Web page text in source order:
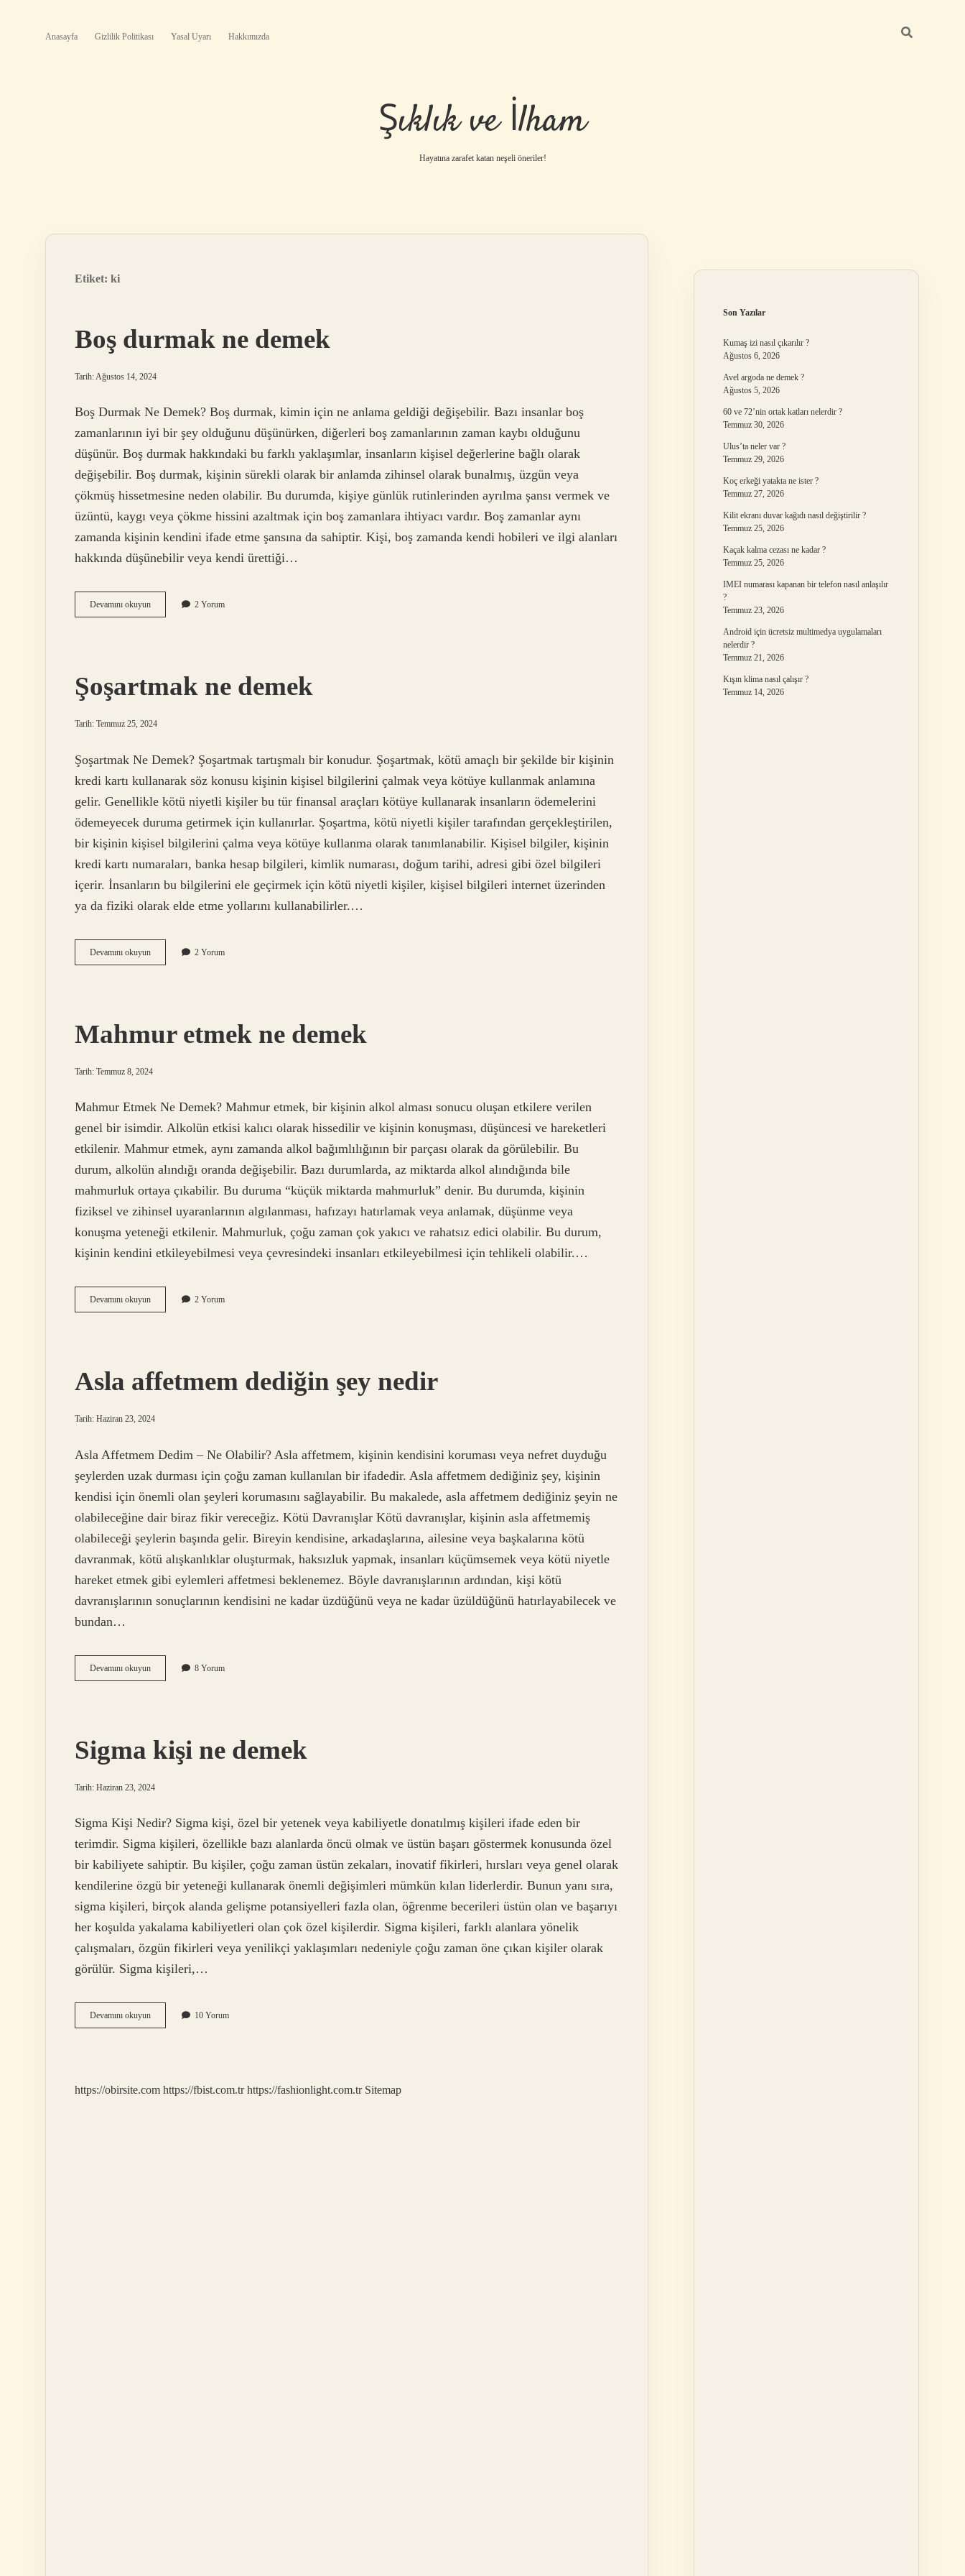
Anasayfa Gizlilik Politikası Yasal Uyarı Hakkımızda
Şıklık ve İlham
Hayatına zarafet katan neşeli öneriler!
Etiket: ki
Boş durmak ne demek
Tarih: Ağustos 14, 2024
Boş Durmak Ne Demek? Boş durmak, kimin için ne anlama geldiği değişebilir. Bazı insanlar boş
zamanlarının iyi bir şey olduğunu düşünürken, diğerleri boş zamanlarının zaman kaybı olduğunu
düşünür. Boş durmak hakkındaki bu farklı yaklaşımlar, insanların kişisel değerlerine bağlı olarak
değişebilir. Boş durmak, kişinin sürekli olarak bir anlamda zihinsel olarak bunalmış, üzgün veya
çökmüş hissetmesine neden olabilir. Bu durumda, kişiye günlük rutinlerinden ayrılma şansı vermek ve
üzüntü, kaygı veya çökme hissini azaltmak için boş zamanlara ihtiyacı vardır. Boş zamanlar aynı
zamanda kişinin kendini ifade etme şansına da sahiptir. Kişi, boş zamanda kendi hobileri ve ilgi alanları
hakkında düşünebilir veya kendi ürettiği…
Devamını okuyunBoş
durmak
2 Yorum
Şoşartmak ne demek
Tarih: Temmuz 25, 2024
Şoşartmak Ne Demek? Şoşartmak tartışmalı bir konudur. Şoşartmak, kötü amaçlı bir şekilde bir kişinin
kredi kartı kullanarak söz konusu kişinin kişisel bilgilerini çalmak veya kötüye kullanmak anlamına
gelir. Genellikle kötü niyetli kişiler bu tür finansal araçları kötüye kullanarak insanların ödemelerini
ödemeyecek duruma getirmek için kullanırlar. Şoşartma, kötü niyetli kişiler tarafından gerçekleştirilen,
bir kişinin kişisel bilgilerini çalma veya kötüye kullanma olarak tanımlanabilir. Kişisel bilgiler, kişinin
kredi kartı numaraları, banka hesap bilgileri, kimlik numarası, doğum tarihi, adresi gibi özel bilgileri
içerir. İnsanların bu bilgilerini ele geçirmek için kötü niyetli kişiler, kişisel bilgileri internet üzerinden
ya da fiziki olarak elde etme yollarını kullanabilirler.…
Devamını okuyunŞoşartmak
ne
2 Yorum
Mahmur etmek ne demek
Tarih: Temmuz 8, 2024
Mahmur Etmek Ne Demek? Mahmur etmek, bir kişinin alkol alması sonucu oluşan etkilere verilen
genel bir isimdir. Alkolün etkisi kalıcı olarak hissedilir ve kişinin konuşması, düşüncesi ve hareketleri
etkilenir. Mahmur etmek, aynı zamanda alkol bağımlılığının bir parçası olarak da görülebilir. Bu
durum, alkolün alındığı oranda değişebilir. Bazı durumlarda, az miktarda alkol alındığında bile
mahmurluk ortaya çıkabilir. Bu duruma “küçük miktarda mahmurluk” denir. Bu durumda, kişinin
fiziksel ve zihinsel uyaranlarının algılanması, hafızayı hatırlamak veya anlamak, düşünme veya
konuşma yeteneği etkilenir. Mahmurluk, çoğu zaman çok yakıcı ve rahatsız edici olabilir. Bu durum,
kişinin kendini etkileyebilmesi veya çevresindeki insanları etkileyebilmesi için tehlikeli olabilir.…
Devamını okuyunMahmur
etmek
2 Yorum
Asla affetmem dediğin şey nedir
Tarih: Haziran 23, 2024
Asla Affetmem Dedim – Ne Olabilir? Asla affetmem, kişinin kendisini koruması veya nefret duyduğu
şeylerden uzak durması için çoğu zaman kullanılan bir ifadedir. Asla affetmem dediğiniz şey, kişinin
kendisi için önemli olan şeyleri korumasını sağlayabilir. Bu makalede, asla affetmem dediğiniz şeyin ne
olabileceğine dair biraz fikir vereceğiz. Kötü Davranışlar Kötü davranışlar, kişinin asla affetmemiş
olabileceği şeylerin başında gelir. Bireyin kendisine, arkadaşlarına, ailesine veya başkalarına kötü
davranmak, kötü alışkanlıklar oluşturmak, haksızluk yapmak, insanları küçümsemek veya kötü niyetle
hareket etmek gibi eylemleri affetmesi beklenemez. Böyle davranışlarının ardından, kişi kötü
davranışlarının sonuçlarının kendisini ne kadar üzdüğünü veya ne kadar üzüldüğünü hatırlayabilecek ve
bundan…
Devamını okuyunAsla
affetmem
8 Yorum
Sigma kişi ne demek
Tarih: Haziran 23, 2024
Sigma Kişi Nedir? Sigma kişi, özel bir yetenek veya kabiliyetle donatılmış kişileri ifade eden bir
terimdir. Sigma kişileri, özellikle bazı alanlarda öncü olmak ve üstün başarı göstermek konusunda özel
bir kabiliyete sahiptir. Bu kişiler, çoğu zaman üstün zekaları, inovatif fikirleri, hırsları veya genel olarak
kendilerine özgü bir yeteneği kullanarak önemli değişimleri mümkün kılan liderlerdir. Bunun yanı sıra,
sigma kişileri, birçok alanda gelişme potansiyelleri fazla olan, öğrenme becerileri üstün olan ve başarıyı
her koşulda yakalama kabiliyetleri olan çok özel kişilerdir. Sigma kişileri, farklı alanlara yönelik
çalışmaları, özgün fikirleri veya yenilikçi yaklaşımları nedeniyle çoğu zaman öne çıkan kişiler olarak
görülür. Sigma kişileri,…
Devamını okuyunSigma
kişi
10 Yorum
https://obirsite.com https://fbist.com.tr https://fashionlight.com.tr Sitemap
Son Yazılar
Kumaş izi nasıl çıkarılır ?
Ağustos 6, 2026
Avel argoda ne demek ?
Ağustos 5, 2026
60 ve 72’nin ortak katları nelerdir ?
Temmuz 30, 2026
Ulus’ta neler var ?
Temmuz 29, 2026
Koç erkeği yatakta ne ister ?
Temmuz 27, 2026
Kilit ekranı duvar kağıdı nasıl değiştirilir ?
Temmuz 25, 2026
Kaçak kalma cezası ne kadar ?
Temmuz 25, 2026
IMEI numarası kapanan bir telefon nasıl anlaşılır
?
Temmuz 23, 2026
Android için ücretsiz multimedya uygulamaları
nelerdir ?
Temmuz 21, 2026
Kışın klima nasıl çalışır ?
Temmuz 14, 2026